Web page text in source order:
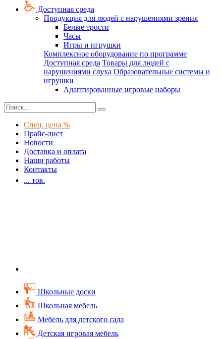
Доступная среда
Продукция для людей с нарушениями зрения
Белые трости
Часы
Игры и игрушки
Комплексное оборудование по программе
Доступная среда Товары для людей с
нарушениями слуха Образовательные системы и
игрушки
Адаптированные игровые наборы
Спец. цена %
Прайс-лист
Новости
Доставка и оплата
Наши работы
Контакты
... тов.
Школьные доски
Школьная мебель
Мебель для детского сада
Детская игровая мебель